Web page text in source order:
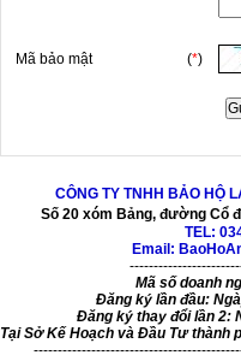
Mã bảo mật (*)
CÔNG TY TNHH BẢO HỘ
Số 20 xóm Bảng, đường Cổ
TEL:
Email:
Mã số doanh
Đăng ký lần đầu:
Đăng ký thay đổi lần 2:
Tại Sở Kế Hoạch và Đầu Tư thành